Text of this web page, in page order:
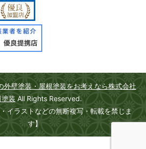
外壁塗装・屋根塗装をお考えなら株式会社
装 All Rights Reserved.
イラストなどの無断複写・転載を禁じま
す】